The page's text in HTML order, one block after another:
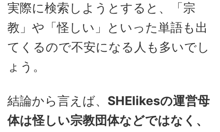
実際に検索しようとすると、「宗
教」や「怪しい」といった単語も出
てくるので不安になる人も多いでし
ょう。
結論から言えば、 SHElikesの運営母
体は怪しい宗教団体などではなく、